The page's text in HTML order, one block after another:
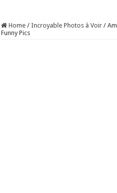
Home / Incroyable Photos à Voir /
Funny Pics